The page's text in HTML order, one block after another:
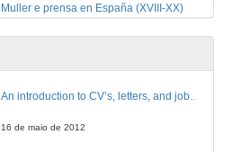
Muller e prensa en España (XVIII-XX)
Conferencia
28 de mar. de 2016
An introduction to CV’s, letters, and job searching
16 de maio de 2012